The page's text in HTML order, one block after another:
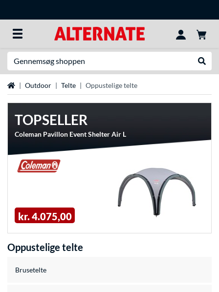
StartsideOutdoor Telte Oppustelige telte
TOPSELLER
Coleman Pavillon Event Shelter Air L
kr. 4.075,00
Oppustelige telte
Brusetelte